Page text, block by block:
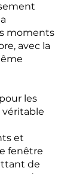
moments
avec la
les
et
fenêtre
de